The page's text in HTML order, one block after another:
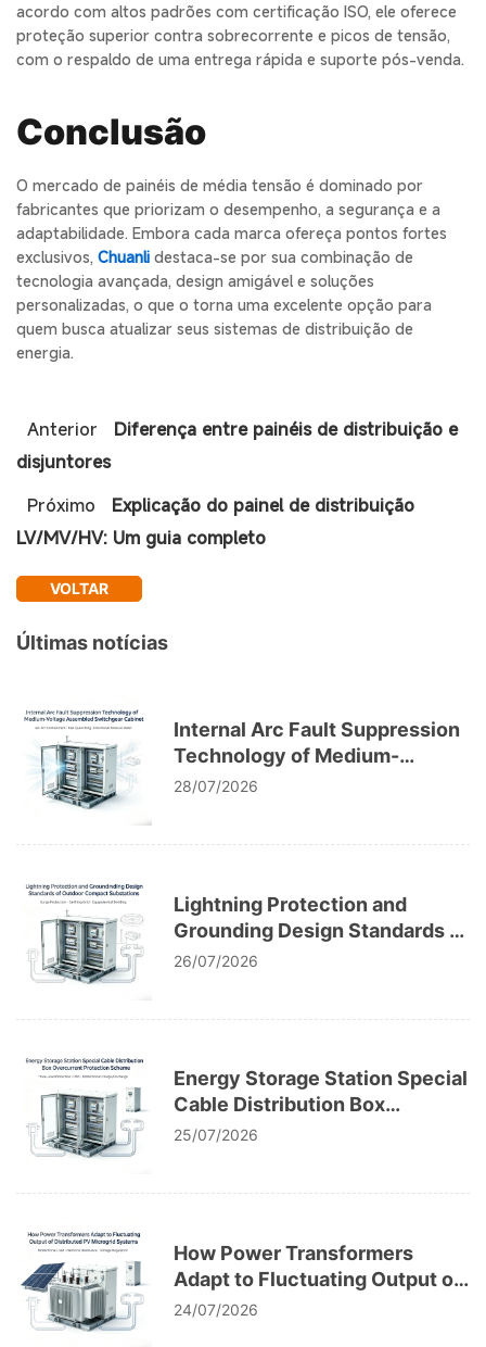
acordo com altos padrões com certificação ISO, ele oferece
proteção superior contra sobrecorrente e picos de tensão,
com o respaldo de uma entrega rápida e suporte pós-venda.
Conclusão
O mercado de painéis de média tensão é dominado por
fabricantes que priorizam o desempenho, a segurança e a
adaptabilidade. Embora cada marca ofereça pontos fortes
exclusivos, Chuanli destaca-se por sua combinação de
tecnologia avançada, design amigável e soluções
personalizadas, o que o torna uma excelente opção para
quem busca atualizar seus sistemas de distribuição de
energia.
Anterior
Diferença entre painéis de distribuição e
disjuntores
Próximo
Explicação do painel de distribuição
LV/MV/HV: Um guia completo
VOLTAR
Últimas notícias
Internal Arc Fault Suppression
Technology of Medium-
Voltage Assembled
28/07/2026
Lightning Protection and
Grounding Design Standards of
Outdoor Compact Substations
26/07/2026
Energy Storage Station Special
Cable Distribution Box
Overcurrent Protection
25/07/2026
How Power Transformers
Adapt to Fluctuating Output of
Distributed PV Microgrid
24/07/2026